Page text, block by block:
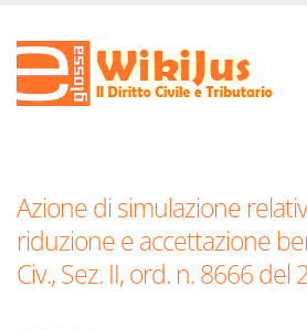
Azione di simulazione
riduzione e accettazione
Civ., Sez. II, ord. n. 8666 del